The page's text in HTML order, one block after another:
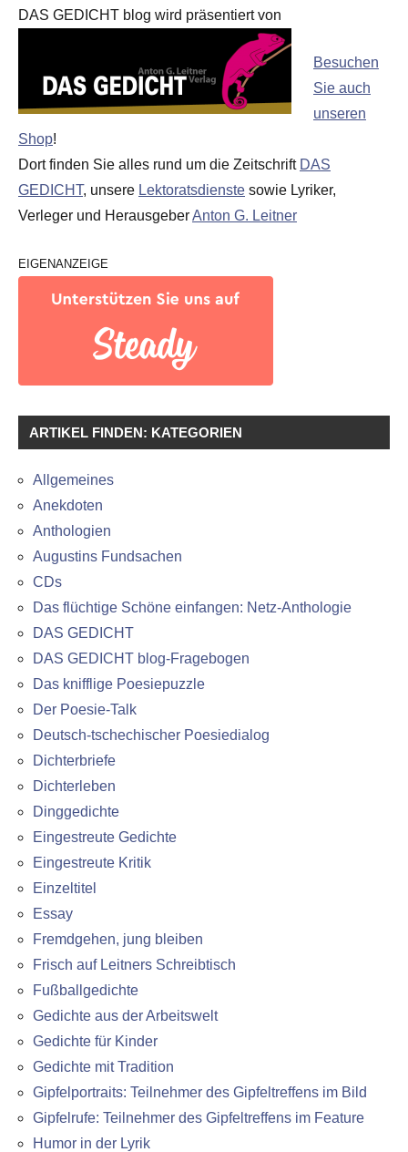
DAS GEDICHT blog wird präsentiert von
Besuchen
Sie auch
unseren
Shop!
Dort finden Sie alles rund um die Zeitschrift DAS
GEDICHT, unsere Lektoratsdienste sowie Lyriker,
Verleger und HerausgeberAnton G. Leitner
EIGENANZEIGE
ARTIKEL FINDEN: KATEGORIEN
Allgemeines
Anekdoten
Anthologien
Augustins Fundsachen
CDs
Das flüchtige Schöne einfangen: Netz-Anthologie
DAS GEDICHT
DAS GEDICHT blog-Fragebogen
Das knifflige Poesiepuzzle
Der Poesie-Talk
Deutsch-tschechischer Poesiedialog
Dichterbriefe
Dichterleben
Dinggedichte
Eingestreute Gedichte
Eingestreute Kritik
Einzeltitel
Essay
Fremdgehen, jung bleiben
Frisch auf Leitners Schreibtisch
Fußballgedichte
Gedichte aus der Arbeitswelt
Gedichte für Kinder
Gedichte mit Tradition
Gipfelportraits: Teilnehmer des Gipfeltreffens im Bild
Gipfelrufe: Teilnehmer des Gipfeltreffens im Feature
Humor in der Lyrik